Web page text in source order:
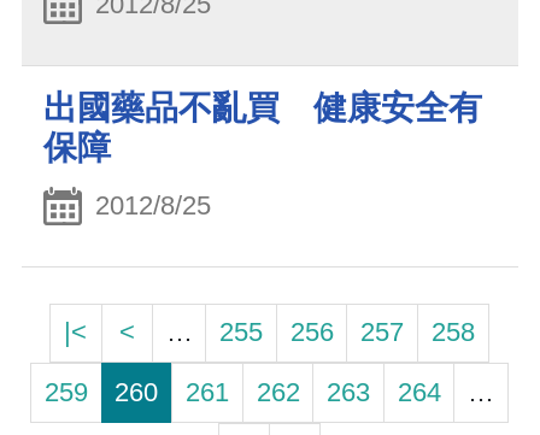
出國藥品不亂買 健康安全有
保障
2012/8/25
|< < … 255 256 257
258
259
260 261 262 263 264
…